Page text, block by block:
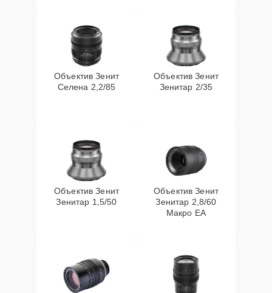
Объектив Зенит
Селена 2,2/85
Объектив Зенит
Зенитар 2/35
Объектив Зенит
Зенитар 1,5/50
Объектив Зенит
Зенитар 2,8/60
Макро ЕА